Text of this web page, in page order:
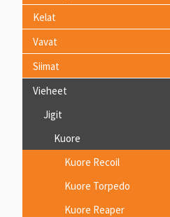
Kelat
Vavat
Siimat
Vieheet
Jigit
Kuore
Kuore Recoil
Kuore Torpedo
Kuore Reaper